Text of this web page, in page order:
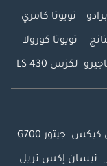
تويوتا كامري
تويوتا كورولا
لكزس LS 430
كيكس جيتور G700
نيسان إكس تريل